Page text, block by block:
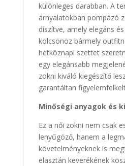
különleges darabban. A
árnyalatokban pompázó
díszítve, amely elegáns
kölcsönöz bármely
hétköznapi szettet
egy elegánsabb
zokni kiváló kiegészítő
garantáltan
Minőségi anyagok és
Ez a női zokni nem csak
lenyűgöző, hanem a
követelményeknek is
elasztán keverékének